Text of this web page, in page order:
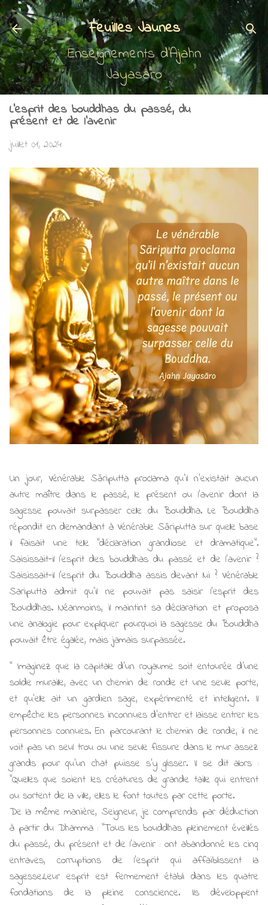
Accéder au contenu principal
Feuilles Jaunes
Enseignements d'Ajahn
Jayasaro
L’esprit des bouddhas du passé, du
présent et de l'avenir
juillet 01, 2024
Un jour, Vénérable Sāriputta proclama qu'il n'existait aucun
autre maître dans le passé, le présent ou l'avenir dont la
sagesse pouvait surpasser celle du Bouddha. Le Bouddha
répondit en demandant à Vénérable Sāriputta sur quelle base
il faisait une telle "déclaration grandiose et dramatique".
Saisissait-il l'esprit des bouddhas du passé et de l’avenir ?
Saisissait-il l'esprit du Bouddha assis devant lui ? Vénérable
Sariputta admit qu'il ne pouvait pas saisir l'esprit des
Bouddhas. Néanmoins, il maintint sa déclaration et proposa
une analogie pour expliquer pourquoi la sagesse du Bouddha
pouvait être égalée, mais jamais surpassée.
" Imaginez que la capitale d'un royaume soit entourée d'une
solide muraille, avec un chemin de ronde et une seule porte,
et qu'elle ait un gardien sage, expérimenté et intelligent. Il
empêche les personnes inconnues d'entrer et laisse entrer les
personnes connues. En parcourant le chemin de ronde, il ne
voit pas un seul trou ou une seule fissure dans le mur assez
grands pour qu'un chat puisse s'y glisser. Il se dit alors :
"Quelles que soient les créatures de grande taille qui entrent
ou sortent de la ville, elles le font toutes par cette porte.
De la même manière, Seigneur, je comprends par déduction
à partir du Dhamma : "Tous les bouddhas pleinement éveillés
du passé, du présent et de l'avenir : ont abandonné les cinq
entraves, corruptions de l'esprit qui affaiblissent la
sagesse.Leur esprit est fermement établi dans les quatre
fondations de la pleine conscience. Ils développent